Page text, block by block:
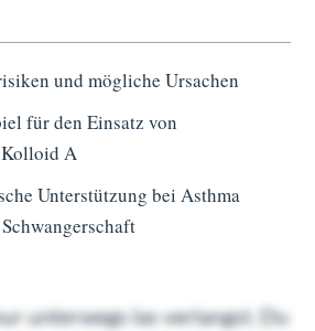
und mögliche Ursachen
für den Einsatz von
Kolloid A
Unterstützung bei Asthma
unterwegs las verlangst. Du